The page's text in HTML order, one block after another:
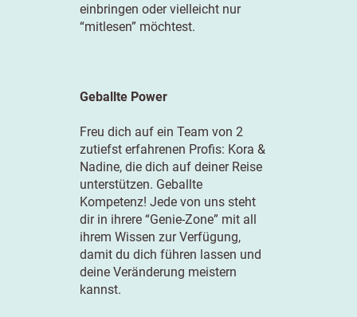
einbringen oder vielleicht nur
“mitlesen” möchtest.
Geballte Power
Freu dich auf ein Team von 2
zutiefst erfahrenen Profis: Kora &
Nadine, die dich auf deiner Reise
unterstützen. Geballte
Kompetenz! Jede von uns steht
dir in ihrere “Genie-Zone” mit all
ihrem Wissen zur Verfügung,
damit du dich führen lassen und
deine Veränderung meistern
kannst.